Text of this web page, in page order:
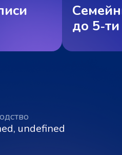
до
undefined